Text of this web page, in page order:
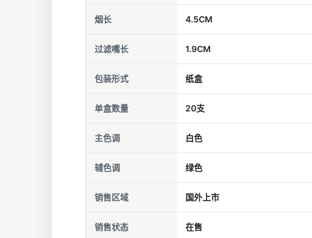
烟长 4.5CM
过滤嘴长 1.9CM
包装形式 纸盒
单盒数量 20支
主色调 白色
辅色调 绿色
销售区域 国外上市
销售状态 在售